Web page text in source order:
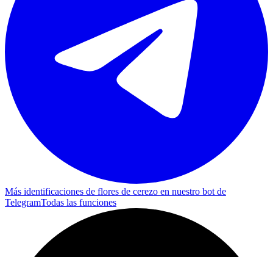
Más identificaciones de flores de cerezo en nuestro bot de
TelegramTodas las funciones